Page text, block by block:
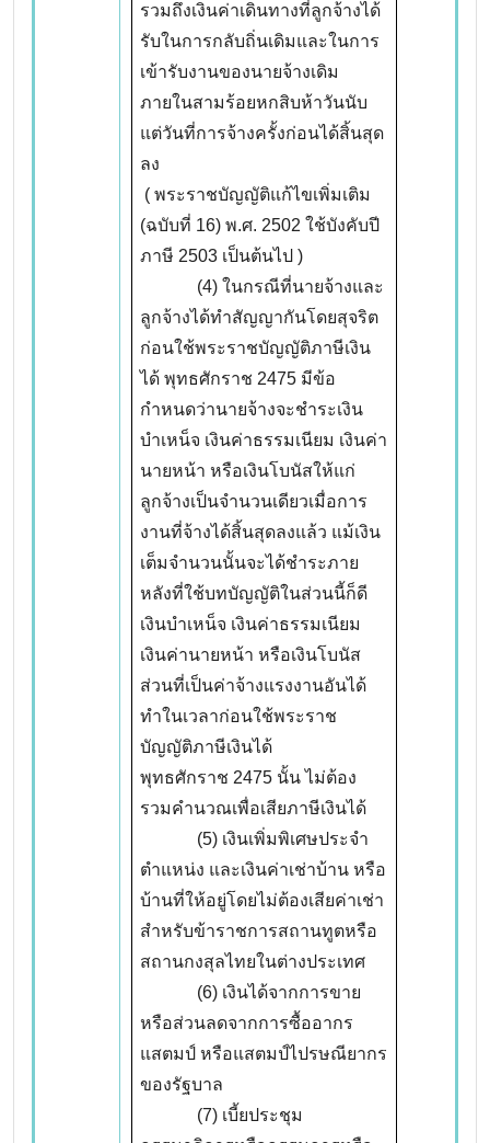
รวมถึงเงินค่าเดินทางที่ลูกจ้างได้
รับในการกลับถิ่นเดิมและในการ
เข้ารับงานของนายจ้างเดิม
ภายในสามร้อยหกสิบห้าวันนับ
แต่วันที่การจ้างครั้งก่อนได้สิ้นสุด
ลง
( พระราชบัญญัติแก้ไขเพิ่มเติม
(ฉบับที่ 16) พ.ศ. 2502 ใช้บังคับปี
ภาษี 2503 เป็นต้นไป )
(4) ในกรณีที่นายจ้างและ
ลูกจ้างได้ทำสัญญากันโดยสุจริต
ก่อนใช้พระราชบัญญัติภาษีเงิน
ได้ พุทธศักราช 2475 มีข้อ
กำหนดว่านายจ้างจะชำระเงิน
บำเหน็จ เงินค่าธรรมเนียม เงินค่า
นายหน้า หรือเงินโบนัสให้แก่
ลูกจ้างเป็นจำนวนเดียวเมื่อการ
งานที่จ้างได้สิ้นสุดลงแล้ว แม้เงิน
เต็มจำนวนนั้นจะได้ชำระภาย
หลังที่ใช้บทบัญญัติในส่วนนี้ก็ดี
เงินบำเหน็จ เงินค่าธรรมเนียม
เงินค่านายหน้า หรือเงินโบนัส
ส่วนที่เป็นค่าจ้างแรงงานอันได้
ทำในเวลาก่อนใช้พระราช
บัญญัติภาษีเงินได้
พุทธศักราช 2475 นั้น ไม่ต้อง
รวมคำนวณเพื่อเสียภาษีเงินได้
(5) เงินเพิ่มพิเศษประจำ
ตำแหน่ง และเงินค่าเช่าบ้าน หรือ
บ้านที่ให้อยู่โดยไม่ต้องเสียค่าเช่า
สำหรับข้าราชการสถานทูตหรือ
สถานกงสุลไทยในต่างประเทศ
(6) เงินได้จากการขาย
หรือส่วนลดจากการซื้ออากร
แสตมป์ หรือแสตมป์ไปรษณียากร
ของรัฐบาล
(7) เบี้ยประชุม